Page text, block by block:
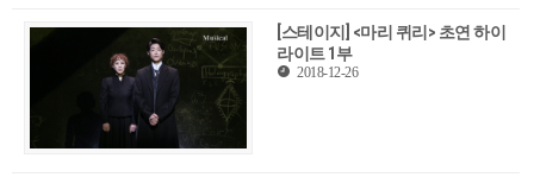
[스테이지] <마리 퀴리> 초연 하이
라이트 1부
2018-12-26